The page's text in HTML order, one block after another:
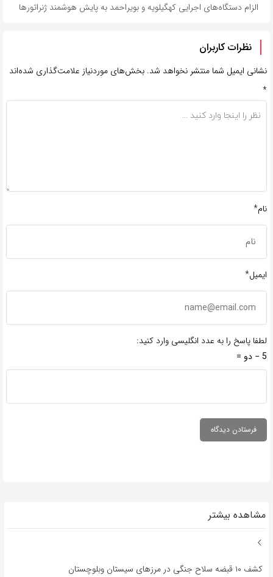
الزام دستگاه‌های اجرایی کهگیلویه و بویراحمد به پایش هوشمند ژنراتورها
نظرات کاربران
نشانی ایمیل شما منتشر نخواهد شد. بخش‌های موردنیاز علامت‌گذاری شده‌اند
*
نام*
ایمیل*
لطفا پاسخ را به عدد انگلیسی وارد کنید:
5 − دو =
مشاهده بیشتر
کشف ۱۰ قبضه سلاح جنگی در مرزهای سیستان وبلوچستان